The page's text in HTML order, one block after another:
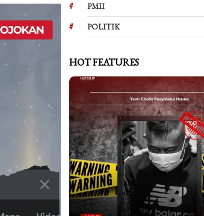
PMII
POLITIK
HOT FEATURES